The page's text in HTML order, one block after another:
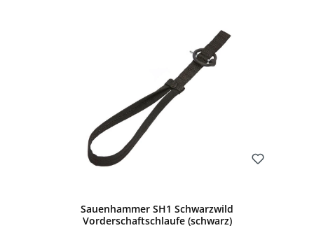
Sauenhammer SH1 Schwarzwild
Vorderschaftschlaufe (schwarz)